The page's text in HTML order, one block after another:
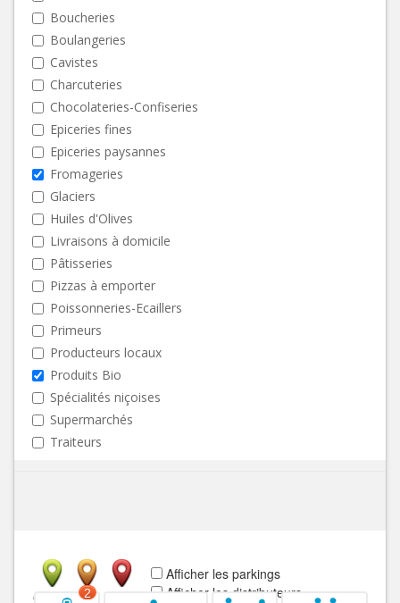
Boucheries
Boulangeries
Cavistes
Charcuteries
Chocolateries-Confiseries
Epiceries fines
Epiceries paysannes
Fromageries
Glaciers
Huiles d'Olives
Livraisons à domicile
Pâtisseries
Pizzas à emporter
Poissonneries-Ecaillers
Primeurs
Producteurs locaux
Produits Bio
Spécialités niçoises
Supermarchés
Traiteurs
Afficher les parkings
Afficher les distributeurs
Ouvert 2